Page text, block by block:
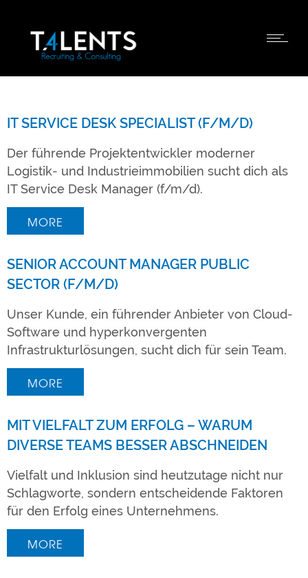
IT SERVICE DESK SPECIALIST (F/M/D)
Der führende Projektentwickler moderner
Logistik- und Industrieimmobilien sucht dich als
IT Service Desk Manager (f/m/d).
MORE
SENIOR ACCOUNT MANAGER PUBLIC
SECTOR (F/M/D)
Unser Kunde, ein führender Anbieter von Cloud-
Software und hyperkonvergenten
Infrastrukturlösungen, sucht dich für sein Team.
MORE
MIT VIELFALT ZUM ERFOLG – WARUM
DIVERSE TEAMS BESSER ABSCHNEIDEN
Vielfalt und Inklusion sind heutzutage nicht nur
Schlagworte, sondern entscheidende Faktoren
für den Erfolg eines Unternehmens.
MORE